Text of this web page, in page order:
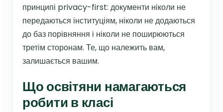
принципі privacy-first: документи ніколи не
передаються інституціям, ніколи не додаються
до баз порівняння і ніколи не поширюються
третім сторонам. Те, що належить вам,
залишається вашим.
Що освітяни намагаються
робити в класі